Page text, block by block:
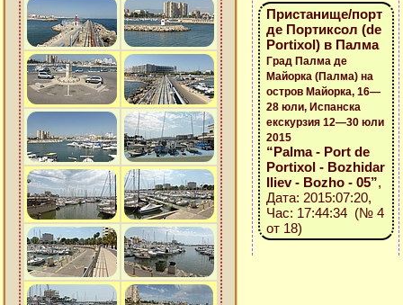
Пристанище/порт
де Портиксол (de
Portixol) в Палма
Град Палма де
Майорка (Палма) на
остров Майорка, 16—
28 юли, Испанска
екскурзия 12—30 юли
2015
“Palma - Port de
Portixol - Bozhidar
Iliev - Bozho - 05”,
Дата: 2015:07:20,
Час: 17:44:34 (№ 4
от 18)